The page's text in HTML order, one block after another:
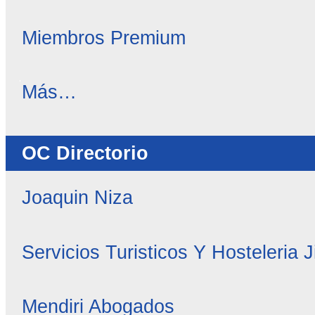
Miembros Premium
OC
Más…
OC Directorio
Joaquin Niza
Servicios Turisticos Y Hosteleria
Mendiri Abogados